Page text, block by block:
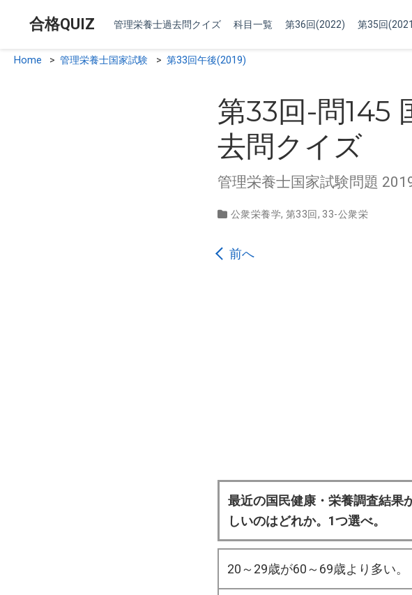
合格QUIZ 管理栄養士過去問クイズ 科目一覧 第36回(2022) 第35回
Home > 管理栄養士国家試験 > 第33回午後(2019)
第33回-問145
去問クイズ
管理栄養士国家試験問題
公衆栄養学, 第33回, 33-公衆栄
前へ
最近の国民健康・栄養調査結果
しいのはどれか。1つ選べ。
20～29歳が60～69歳より多い。